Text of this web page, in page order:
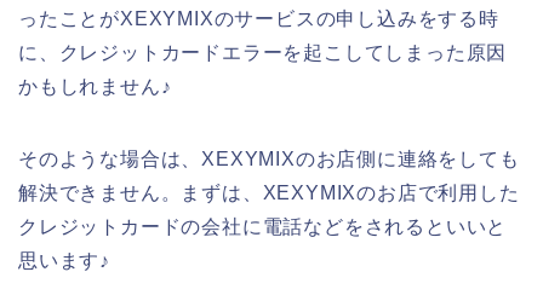
ったことがXEXYMIXのサービスの申し込みをする時
に、クレジットカードエラーを起こしてしまった原因
かもしれません♪
そのような場合は、XEXYMIXのお店側に連絡をしても
解決できません。まずは、XEXYMIXのお店で利用した
クレジットカードの会社に電話などをされるといいと
思います♪